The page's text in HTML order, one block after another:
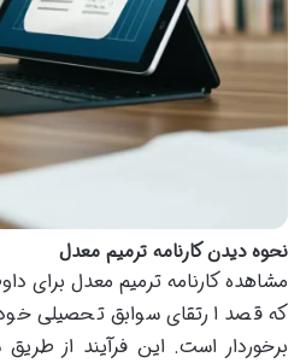
نحوه دیدن کارنامه ترمیم معدل
مشاهده کارنامه ترمیم معدل برای
که قصد ارتقای سوابق تحصیلی خود
برخوردار است. این فرآیند از